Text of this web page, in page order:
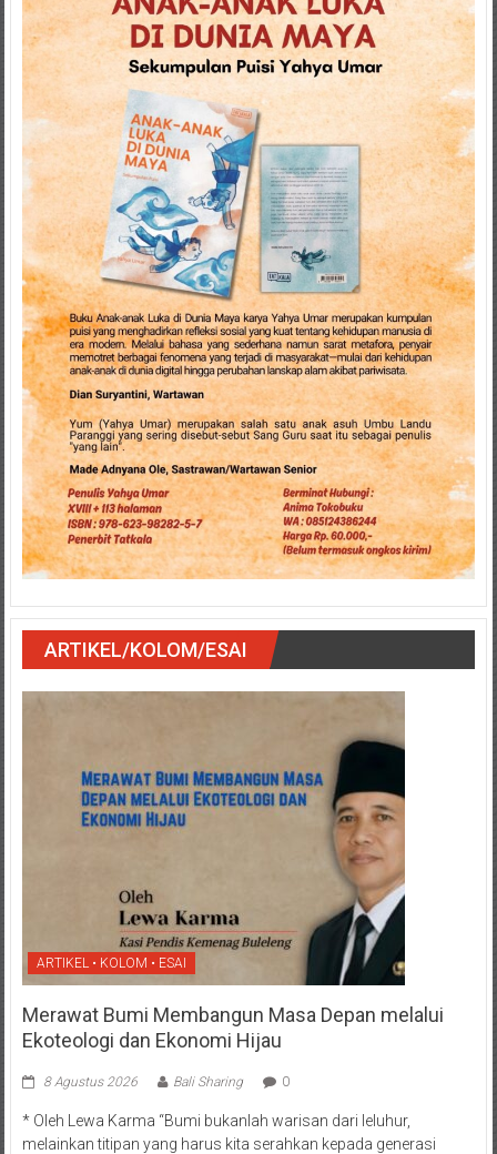
ARTIKEL/KOLOM/ESAI
ARTIKEL • KOLOM • ESAI
Merawat Bumi Membangun Masa Depan melalui
Ekoteologi dan Ekonomi Hijau
8 Agustus 2026 Bali Sharing 0
* Oleh Lewa Karma “Bumi bukanlah warisan dari leluhur,
melainkan titipan yang harus kita serahkan kepada generasi